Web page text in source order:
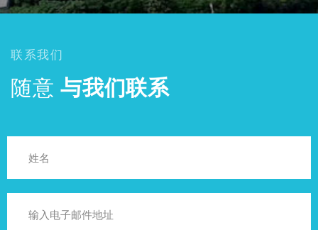
联系我们
随意 与我们联系